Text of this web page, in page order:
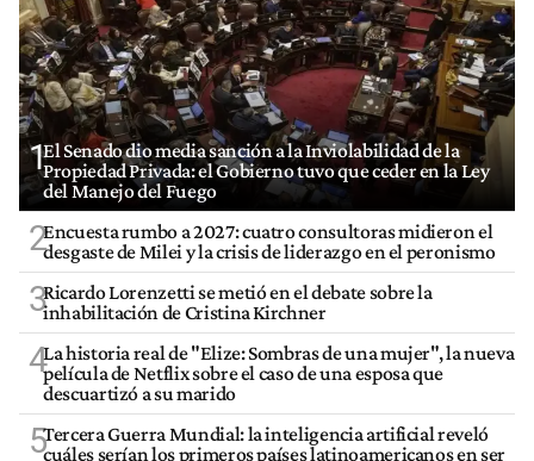
1El Senado dio media sanción a la Inviolabilidad de la
Propiedad Privada: el Gobierno tuvo que ceder en la Ley
del Manejo del Fuego
2Encuesta rumbo a 2027: cuatro consultoras midieron el
desgaste de Milei y la crisis de liderazgo en el peronismo
3Ricardo Lorenzetti se metió en el debate sobre la
inhabilitación de Cristina Kirchner
4La historia real de "Elize: Sombras de una mujer", la nueva
película de Netflix sobre el caso de una esposa que
descuartizó a su marido
5Tercera Guerra Mundial: la inteligencia artificial reveló
cuáles serían los primeros países latinoamericanos en ser